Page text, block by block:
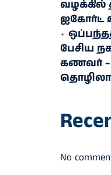
வழக்கில்
ஐகோர்ட்
பேசிய
கணவர் –
No